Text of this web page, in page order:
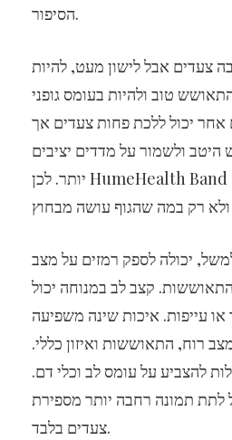
הסיפור.
צעדים אבל לישון מעט, להיות
טוב ולהיות בעומס גופני
יכול ללכת פחות צעדים אך
היטב ולשמור על מדדים יציבים
יותר. לכן HumeHealth Band מנסה להתמקד במה
יכולה לספק רמזים על מצב
קצב לב במנוחה יכול
עייפות. איכות שינה משפיעה
רוח, התאוששות ואיזון כללי.
להצביע על עומס לב וכלי דם.
לתת תמונה רחבה יותר מספירת
צעדים בלבד.